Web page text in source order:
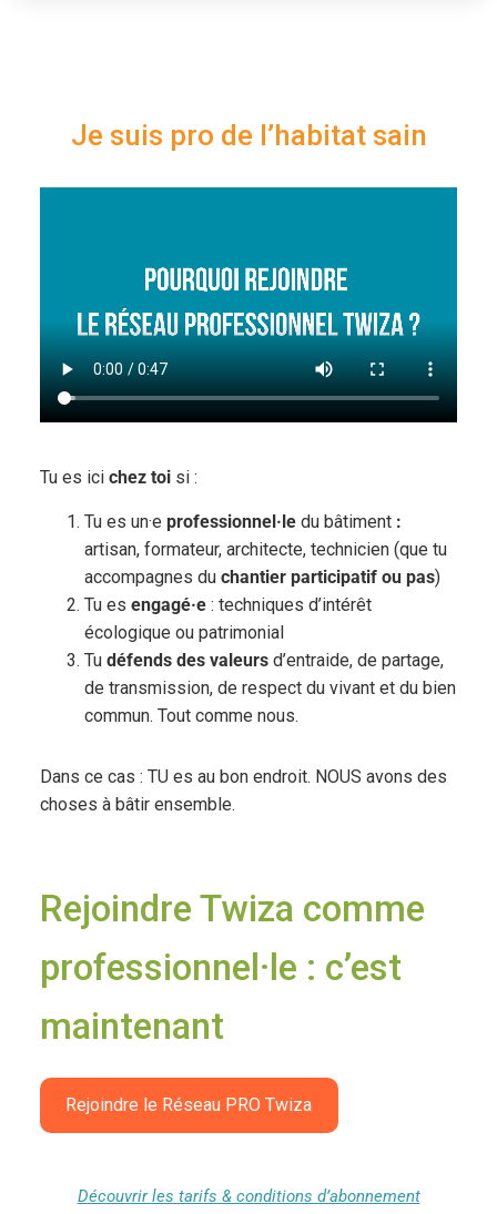
Je suis pro de l’habitat sain
Tu es ici chez toisi :
Tu es un·e professionnel·ledu bâtiment :
artisan, formateur, architecte, technicien (que tu
accompagnes du chantier participatif ou pas)
Tu es engagé·e: techniques d’intérêt
écologique ou patrimonial
Tu défends des valeursd’entraide, de partage,
de transmission, de respect du vivant et du bien
commun. Tout comme nous.
Dans ce cas : TU es au bon endroit. NOUS avons des
choses à bâtir ensemble.
Rejoindre Twiza comme
professionnel·le : c’est
maintenant
Rejoindre le Réseau PRO Twiza
Découvrir les tarifs & conditions d’abonnement